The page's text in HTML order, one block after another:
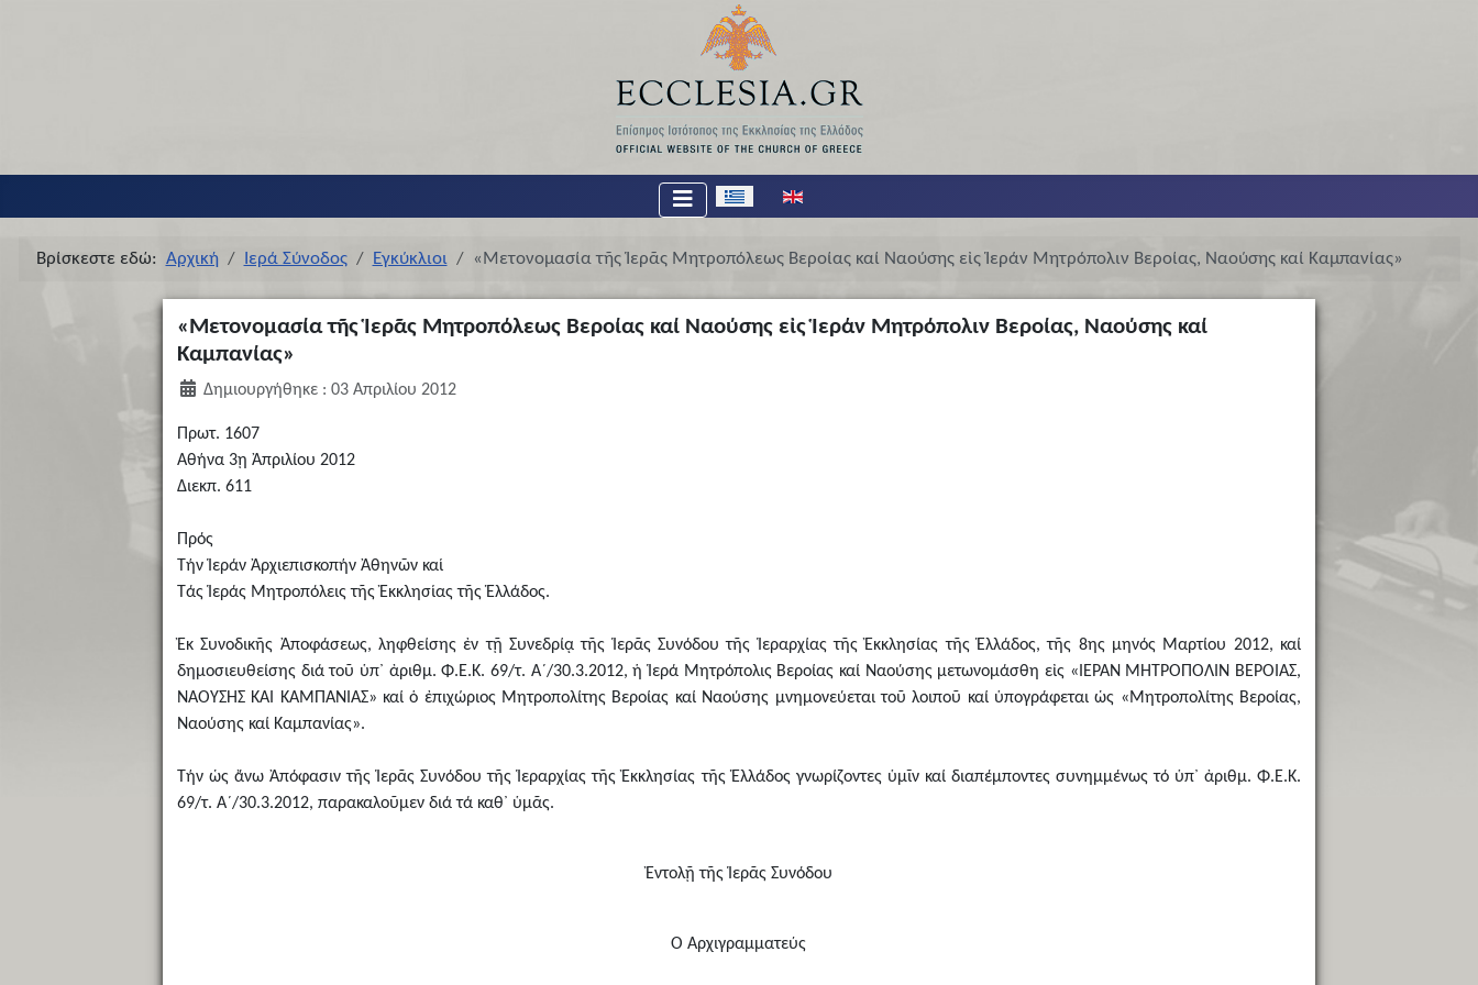
Επιλέξτε τη γλώσσα σας
Βρίσκεστε εδώ: Αρχική Ιερά Σύνοδος Εγκύκλιοι «Μετονομασία τῆς Ἱερᾶς Μητροπόλεως Βεροίας καί Ναούσης εἰς Ἱεράν Μητρόπολιν Βεροίας, Ναούσης καί Καμπανίας»
«Μετονομασία τῆς Ἱερᾶς Μητροπόλεως Βεροίας καί Ναούσης εἰς Ἱεράν Μητρόπολιν Βεροίας, Ναούσης καί
Καμπανίας»
Δημιουργήθηκε : 03 Απριλίου 2012
Πρωτ. 1607
Αθήνα 3ῃ Ἀπριλίου 2012
Διεκπ. 611
Πρός
Τήν Ἱεράν Ἀρχιεπισκοπήν Ἀθηνῶν καί
Τάς Ἱεράς Μητροπόλεις τῆς Ἐκκλησίας τῆς Ἑλλάδος.
Ἐκ Συνοδικῆς Ἀποφάσεως, ληφθείσης ἐν τῇ Συνεδρίᾳ τῆς Ἱερᾶς Συνόδου τῆς Ἱεραρχίας τῆς Ἐκκλησίας τῆς Ἑλλάδος, τῆς 8ης μηνός Μαρτίου 2012, καί
δημοσιευθείσης διά τοῦ ὑπ᾿ ἀριθμ. Φ.Ε.Κ. 69/τ. Α´/30.3.2012, ἡ Ἱερά Μητρόπολις Βεροίας καί Ναούσης μετωνομάσθη εἰς «ΙΕΡΑΝ ΜΗΤΡΟΠΟΛΙΝ ΒΕΡΟΙΑΣ,
ΝΑΟΥΣΗΣ ΚΑΙ ΚΑΜΠΑΝΙΑΣ» καί ὁ ἐπιχώριος Μητροπολίτης Βεροίας καί Ναούσης μνημονεύεται τοῦ λοιποῦ καί ὑπογράφεται ὡς «Μητροπολίτης Βεροίας,
Ναούσης καί Καμπανίας».
Τήν ὡς ἄνω Ἀπόφασιν τῆς Ἱερᾶς Συνόδου τῆς Ἱεραρχίας τῆς Ἐκκλησίας τῆς Ἑλλάδος γνωρίζοντες ὑμῖν καί διαπέμποντες συνημμένως τό ὑπ᾿ ἀριθμ. Φ.Ε.Κ.
69/τ. Α´/30.3.2012, παρακαλοῦμεν διά τά καθ᾿ ὑμᾶς.
Ἐντολῇ τῆς Ἱερᾶς Συνόδου
Ὁ Ἀρχιγραμματεύς